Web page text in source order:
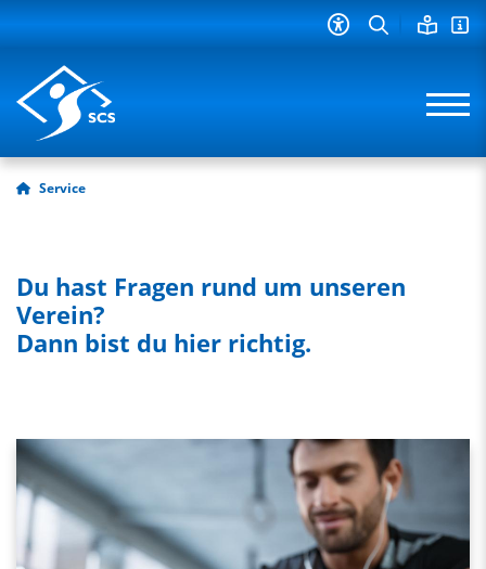
Service
Du hast Fragen rund um unseren
Verein?
Dann bist du hier richtig.